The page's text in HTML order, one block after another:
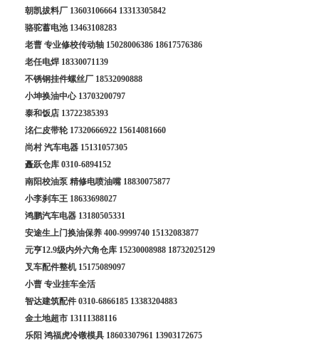
朝凯拔料厂 13603106664 13313305842
骆驼蓄电池 13463108283
老曹 专业修校传动轴 15028006386 18617576386
老任电焊 18330071139
不锈钢挂件螺丝厂 18532090888
小坤换油中心 13703200797
泰和饭店 13722385393
洺仁皮带轮 17320666922 15614081660
尚村 汽车电器 15131057305
矗跃仓库 0310-6894152
南阳校油泵 精修电喷油嘴 18830075877
小李刹车王 18633698027
鸿鹏汽车电器 13180505331
安途生上门换油保养 400-9999740 15132083877
元亨12.9级内外六角仓库 15230008988 18732025129
叉车配件整机 15175089097
小曹 专业挂车全活
智达建筑配件 0310-6866185 13383204883
金土地超市 13111388116
乐阳 鸿福虎冷镦模具 18603307961 13903172675